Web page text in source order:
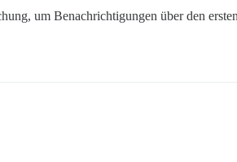
um Benachrichtigungen über den